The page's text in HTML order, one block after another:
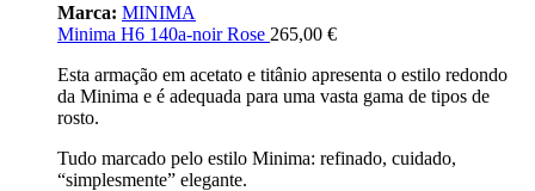
Marca: MINIMA
Minima H6 140a-noir Rose 265,00 €
Esta armação em acetato e titânio apresenta o estilo redondo
da Minima e é adequada para uma vasta gama de tipos de
rosto.
Tudo marcado pelo estilo Minima: refinado, cuidado,
“simplesmente” elegante.